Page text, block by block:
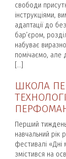
свободи
інструкціями,
адаптації до
бар’єром,
набуває
помічаємо, але
[…]
ШКОЛА
Перший
навчальний рік
фестивалі
змістився на